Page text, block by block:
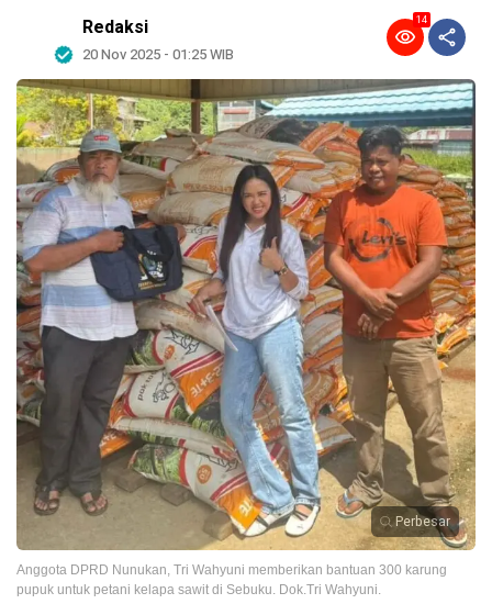
Redaksi
20 Nov 2025 - 01:25 WIB
14
Perbesar
Anggota DPRD Nunukan, Tri Wahyuni memberikan bantuan 300 karung
pupuk untuk petani kelapa sawit di Sebuku. Dok.Tri Wahyuni.